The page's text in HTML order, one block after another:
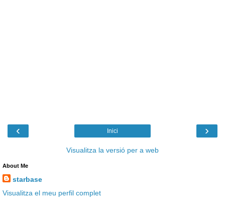
‹ ›
Inici
Visualitza la versió per a web
About Me
starbase
Visualitza el meu perfil complet